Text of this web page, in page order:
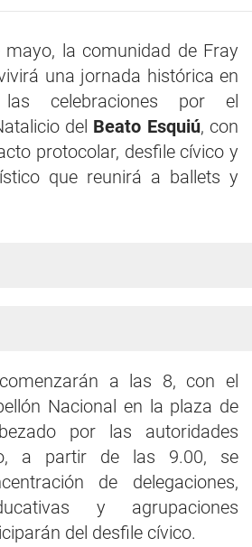
mayo, la comunidad de Fray
una jornada histórica en
celebraciones por el
del Beato Esquiú, con
protocolar, desfile cívico y
que reunirá a ballets y
a las 8, con el
Nacional en la plaza de
por las autoridades
a partir de las 9.00, se
de delegaciones,
y agrupaciones
del desfile cívico.